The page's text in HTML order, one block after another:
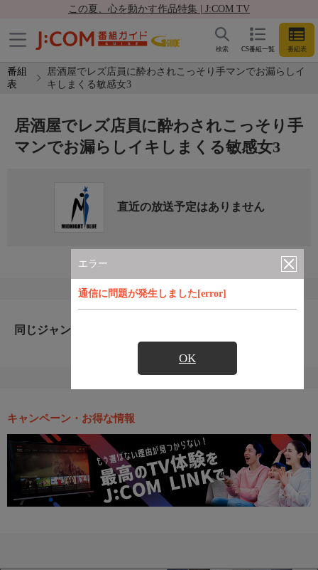
この夏、心を動かす作品特集 | J:COM TV
CS番組一覧 番組表
検索
番組
表
居酒屋でレズ店員に酔わされこっそり手マンでお漏らしイ
キしまくる敏感女3
エラー
通信に問題が発生しました[error]
OK
居酒屋でレズ店員に酔わされこっそり手
マンでお漏らしイキしまくる敏感女3
直近の放送予定はありません
同じジャンルのおすすめ番組
キャンペーン・お得な情報